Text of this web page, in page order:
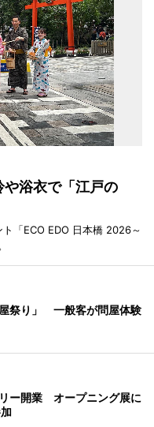
浴衣で「江戸の
「ECO EDO 日本橋 2026～
祭り」 一般客が問屋体験
ー開業 オープニング展に